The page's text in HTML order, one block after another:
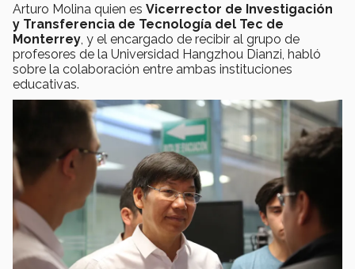
Arturo Molina quien es Vicerrector de Investigación
y Transferencia de Tecnología del Tec de
Monterrey , y el encargado de recibir al grupo de
profesores de la Universidad Hangzhou Dianzi, habló
sobre la colaboración entre ambas instituciones
educativas.